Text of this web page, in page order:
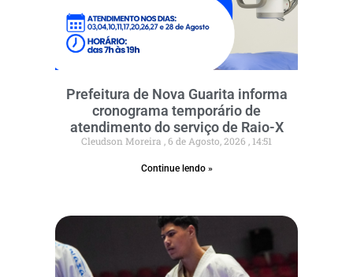
Prefeitura de Nova Guarita informa
cronograma temporário de
atendimento do serviço de Raio-X
Cleudson Moreira 6 de Agosto, 2026 14:51
Continue lendo »